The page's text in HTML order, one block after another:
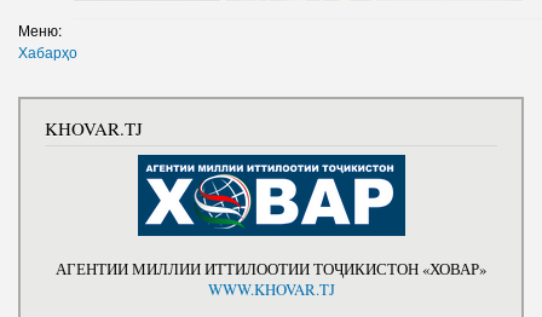
Меню:
Хабарҳо
KHOVAR.TJ
АГЕНТИИ МИЛЛИИ ИТТИЛООТИИ ТОҶИКИСТОН «ХОВАР»
WWW.KHOVAR.TJ